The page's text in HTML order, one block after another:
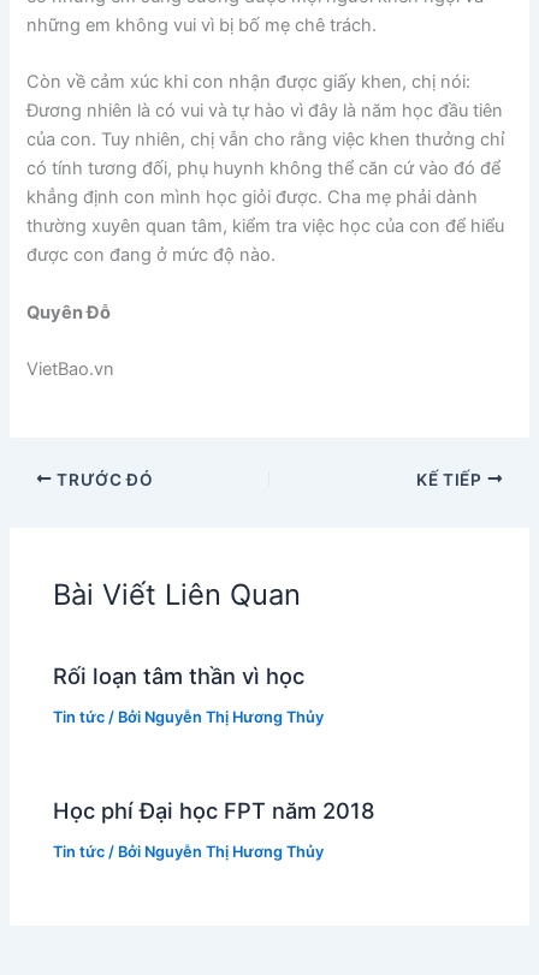
những em không vui vì bị bố mẹ chê trách.
Còn về cảm xúc khi con nhận được giấy khen, chị nói:
Đương nhiên là có vui và tự hào vì đây là năm học đầu tiên
của con. Tuy nhiên, chị vẫn cho rằng việc khen thưởng chỉ
có tính tương đối, phụ huynh không thể căn cứ vào đó để
khẳng định con mình học giỏi được. Cha mẹ phải dành
thường xuyên quan tâm, kiểm tra việc học của con để hiểu
được con đang ở mức độ nào.
Quyên Đỗ
VietBao.vn
TRƯỚC ĐÓ KẾ TIẾP
Bài Viết Liên Quan
Rối loạn tâm thần vì học
Tin tức / Bởi Nguyễn Thị Hương Thủy
Học phí Đại học FPT năm 2018
Tin tức / Bởi Nguyễn Thị Hương Thủy